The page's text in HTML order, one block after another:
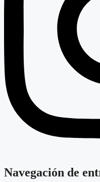
Navegación de